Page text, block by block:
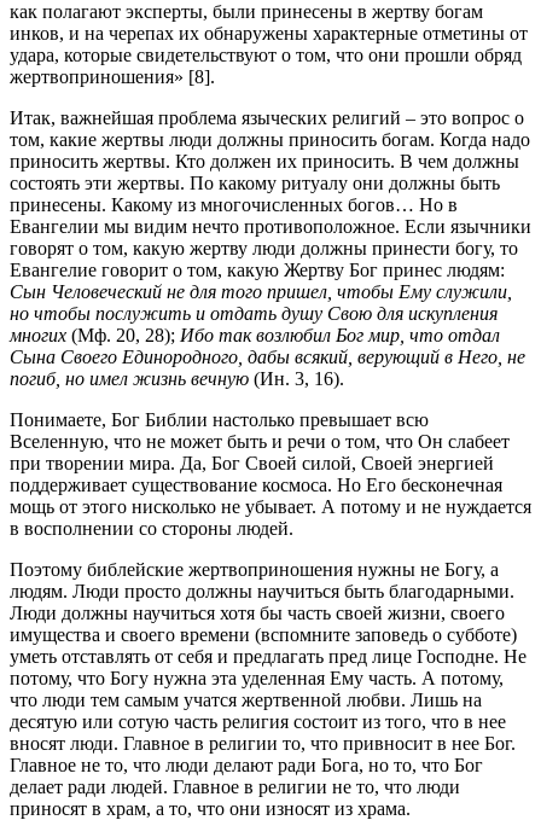
как полагают эксперты, были принесены в жертву богам
инков, и на черепах их обнаружены характерные отметины от
удара, которые свидетельствуют о том, что они прошли обряд
жертвоприношения» [8].
Итак, важнейшая проблема языческих религий – это вопрос о
том, какие жертвы люди должны приносить богам. Когда надо
приносить жертвы. Кто должен их приносить. В чем должны
состоять эти жертвы. По какому ритуалу они должны быть
принесены. Какому из многочисленных богов… Но в
Евангелии мы видим нечто противоположное. Если язычники
говорят о том, какую жертву люди должны принести богу, то
Евангелие говорит о том, какую Жертву Бог принес людям:
Сын Человеческий не для того пришел, чтобы Ему служили,
но чтобы послужить и отдать душу Свою для искупления
многих (Мф. 20, 28); Ибо так возлюбил Бог мир, что отдал
Сына Своего Единородного, дабы всякий, верующий в Него, не
погиб, но имел жизнь вечную (Ин. 3, 16).
Понимаете, Бог Библии настолько превышает всю
Вселенную, что не может быть и речи о том, что Он слабеет
при творении мира. Да, Бог Своей силой, Своей энергией
поддерживает существование космоса. Но Его бесконечная
мощь от этого нисколько не убывает. А потому и не нуждается
в восполнении со стороны людей.
Поэтому библейские жертвоприношения нужны не Богу, а
людям. Люди просто должны научиться быть благодарными.
Люди должны научиться хотя бы часть своей жизни, своего
имущества и своего времени (вспомните заповедь о субботе)
уметь отставлять от себя и предлагать пред лице Господне. Не
потому, что Богу нужна эта уделенная Ему часть. А потому,
что люди тем самым учатся жертвенной любви. Лишь на
десятую или сотую часть религия состоит из того, что в нее
вносят люди. Главное в религии то, что привносит в нее Бог.
Главное не то, что люди делают ради Бога, но то, что Бог
делает ради людей. Главное в религии не то, что люди
приносят в храм, а то, что они износят из храма.